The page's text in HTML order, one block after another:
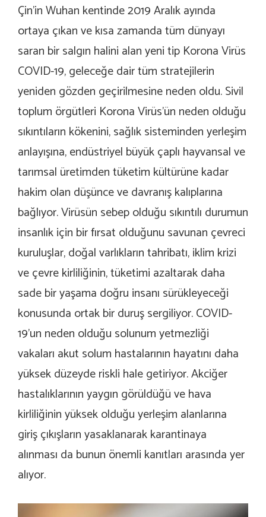
Çin’in Wuhan kentinde 2019 Aralık ayında
ortaya çıkan ve kısa zamanda tüm dünyayı
saran bir salgın halini alan yeni tip Korona Virüs
COVID-19, geleceğe dair tüm stratejilerin
yeniden gözden geçirilmesine neden oldu. Sivil
toplum örgütleri Korona Virüs’ün neden olduğu
sıkıntıların kökenini, sağlık sisteminden yerleşim
anlayışına, endüstriyel büyük çaplı hayvansal ve
tarımsal üretimden tüketim kültürüne kadar
hakim olan düşünce ve davranış kalıplarına
bağlıyor. Virüsün sebep olduğu sıkıntılı durumun
insanlık için bir fırsat olduğunu savunan çevreci
kuruluşlar, doğal varlıkların tahribatı, iklim krizi
ve çevre kirliliğinin, tüketimi azaltarak daha
sade bir yaşama doğru insanı sürükleyeceği
konusunda ortak bir duruş sergiliyor. COVID-
19’un neden olduğu solunum yetmezliği
vakaları akut solum hastalarının hayatını daha
yüksek düzeyde riskli hale getiriyor. Akciğer
hastalıklarının yaygın görüldüğü ve hava
kirliliğinin yüksek olduğu yerleşim alanlarına
giriş çıkışların yasaklanarak karantinaya
alınması da bunun önemli kanıtları arasında yer
alıyor.